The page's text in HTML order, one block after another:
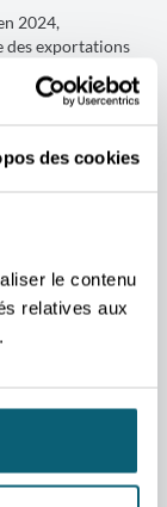
des cookies
le contenu
relatives aux
2024,
des exportations
est celui
chez les
l’UE, en raison
aussi